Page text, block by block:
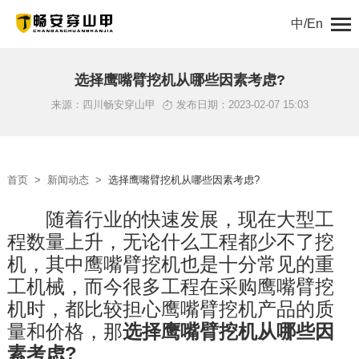
中/En
关于我们
新闻动态
工程案例
服务支持
选择鹰嘴臂挖机从哪些因素考虑?
来源：四川畅安穿山甲 发布日期：2023-02-07 15:03
首页 > 新闻动态 > 选择鹰嘴臂挖机从哪些因素考虑?
随着行业的快速发展，现在大型工
程数量上升，无论什么工程都少不了挖
机，其中鹰嘴臂挖机也是十分常见的重
工机械，而今很多工程在采购鹰嘴臂挖
机时，都比较担心鹰嘴臂挖机产品的质
量和价格，那选择鹰嘴臂挖机从哪些因
素考虑?